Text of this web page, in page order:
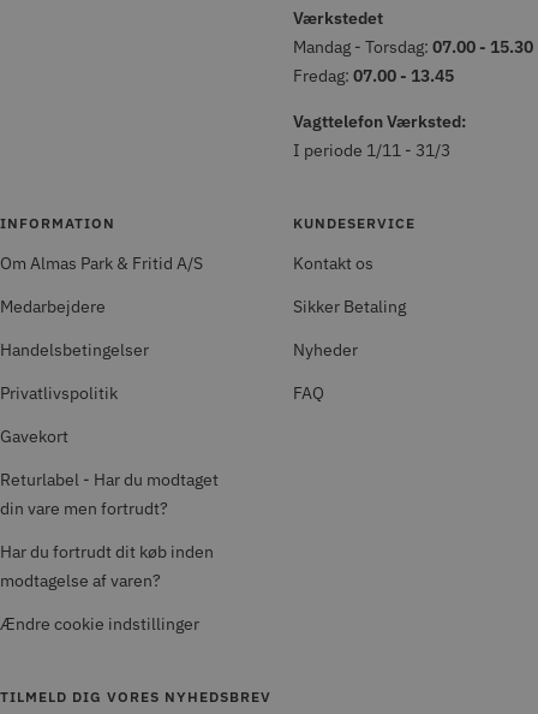
Værkstedet
Mandag - Torsdag: 07.00 - 15.30
Fredag: 07.00 - 13.45
Vagttelefon Værksted:
I periode 1/11 - 31/3
INFORMATION
Om Almas Park & Fritid A/S
Medarbejdere
Handelsbetingelser
Privatlivspolitik
Gavekort
Returlabel - Har du modtaget
din vare men fortrudt?
Har du fortrudt dit køb inden
modtagelse af varen?
Ændre cookie indstillinger
KUNDESERVICE
Kontakt os
Sikker Betaling
Nyheder
FAQ
TILMELD DIG VORES NYHEDSBREV